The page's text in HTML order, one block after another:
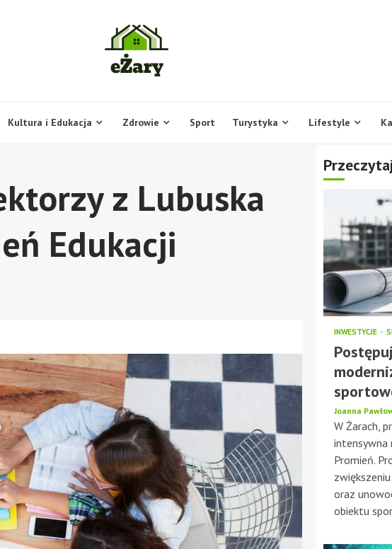
Kultura i Edukacja Zdrowie Sport Turystyka Lifestyle
z Lubuska
Edukacji
INWESTYCJE
Joanna
W Żarach,
intensywna
Promień.
oraz
obiektu